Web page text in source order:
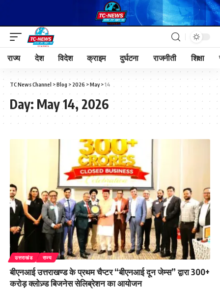
राज्य देश विदेश क्राइम दुर्घटना राजनीती शिक्षा
TC News Channel >Blog > 2026 >May>14
Day: May 14, 2026
उत्तराखंड राज्य
बीएनआई उत्तराखण्ड के प्रथम चैप्टर “बीएनआई दून जेम्स” द्वारा 300+
करोड़ क्लोज़्ड बिजनेस सेलिब्रेशन का आयोजन